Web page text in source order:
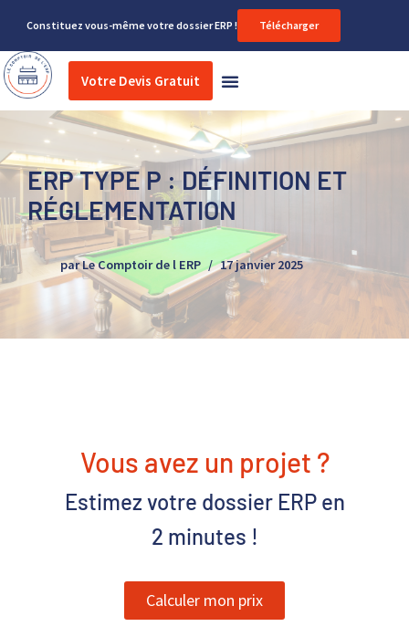
Aller
au
contenu
Constituez vous-même votre dossier ERP ! Télécharger
Votre Devis Gratuit
ERP TYPE P : DÉFINITION ET
RÉGLEMENTATION
parLe Comptoir de l ERP 17 janvier 2025
Vous avez un projet ?
Estimez votre dossier ERP en
2 minutes !
Calculer mon prix